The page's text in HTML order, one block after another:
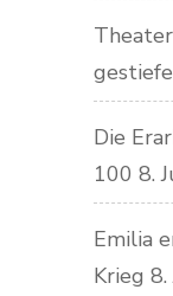
Die
100 8.
Emilia
Krieg